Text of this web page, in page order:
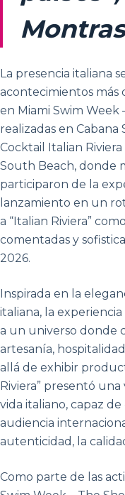
La presencia italiana
acontecimientos más
en Miami Swim Week
realizadas en Cabana
Cocktail Italian
South Beach, donde
participaron de la
lanzamiento en un
a “Italian Riviera”
comentadas y
2026.
Inspirada en la
italiana, la
a un universo donde
artesanía,
allá de exhibir
Riviera” presentó
vida italiano, capaz
audiencia
autenticidad, la
Como parte de las